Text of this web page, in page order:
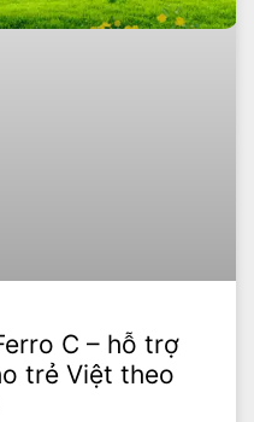
C – hỗ trợ
trẻ Việt theo